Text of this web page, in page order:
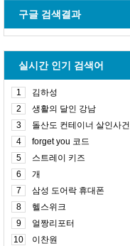
구글 검색결과
실시간 인기 검색어
1
김하성
2
생활의 달인 강남
3
돌산도 컨테이너 살인사건
4
forget you 코드
5
스트레이 키즈
6
개
7
삼성 도어락 휴대폰
8
헬스위크
9
얼짱리포터
10
이찬원